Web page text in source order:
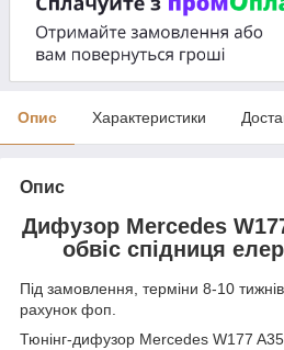
Опис Характеристики
Опис
Дифузор Mercedes
обвіс спідниця
Під замовлення, терміни 8-10
рахунок фоп.
Тюнінг-дифузор Mercedes W177